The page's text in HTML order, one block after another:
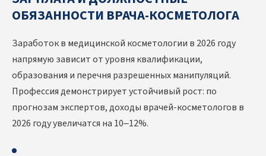
ОБЯЗАННОСТИ ВРАЧА-КОСМЕТОЛОГА
Заработок в медицинской косметологии в 2026 году
напрямую зависит от уровня квалификации,
образования и перечня разрешенных манипуляций.
Профессия демонстрирует устойчивый рост: по
прогнозам экспертов, доходы врачей-косметологов в
2026 году увеличатся на 10–12%.